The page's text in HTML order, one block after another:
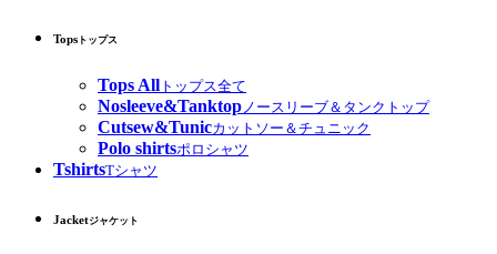
Tops トップス
Tops All トップス全て
Nosleeve&Tanktop ノースリーブ＆タンクトップ
Cutsew&Tunicカットソー＆チュニック
Polo shirtsポロシャツ
TshirtsTシャツ
Jacketジャケット